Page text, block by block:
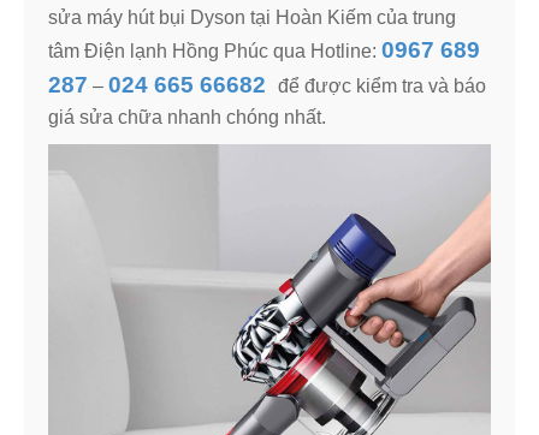
sửa máy hút bụi Dyson tại Hoàn Kiếm của trung
tâm Điện lạnh Hồng Phúc qua Hotline: 0967 689
287 – 024 665 66682
để được kiểm tra và báo
giá sửa chữa nhanh chóng nhất.